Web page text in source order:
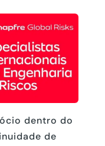
dentro do
de